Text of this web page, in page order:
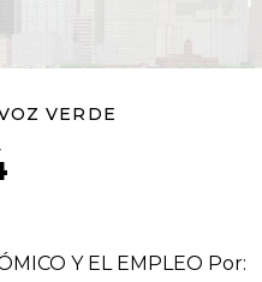
VERDE
Y EL EMPLEO Por: